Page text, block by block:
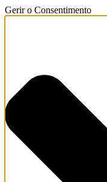
Gerir o Consentimento